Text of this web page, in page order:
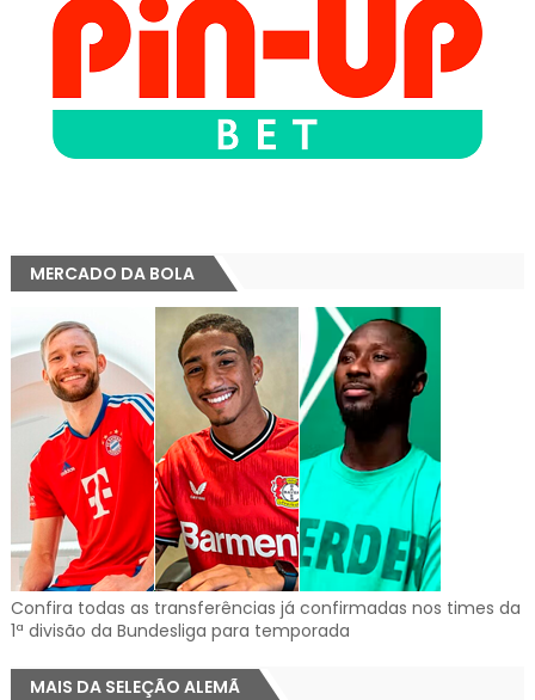
MERCADO DA BOLA
Confira todas as transferências já confirmadas nos times da
1ª divisão da Bundesliga para temporada
MAIS DA SELEÇÃO ALEMÃ